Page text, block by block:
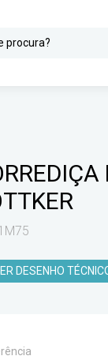
procura?
DESENHO